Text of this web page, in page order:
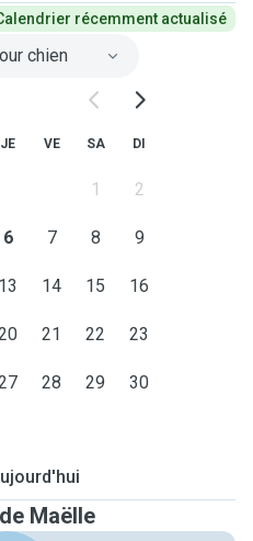
récemment actualisé
chien
JE VE SA DI
1 2
6 7 8 9
13 14 15 16
21 22 23
28 29 30
Maëlle